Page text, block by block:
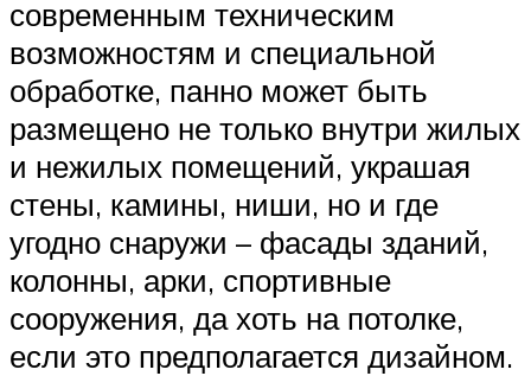
современным техническим
возможностям и специальной
обработке, панно может быть
размещено не только внутри жилых
и нежилых помещений, украшая
стены, камины, ниши, но и где
угодно снаружи – фасады зданий,
колонны, арки, спортивные
сооружения, да хоть на потолке,
если это предполагается дизайном.